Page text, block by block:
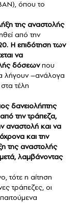
όπου το
της αναστολής
από την
Η επιδότηση των
να
δόσεωνπου
λήγουν –ανάλογα
τέλη
δανειολήπτης
την τράπεζα,
αναστολή και να
και την
της αναστολής
λαμβάνοντας
τότε η αίτηση
τράπεζες, οι